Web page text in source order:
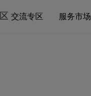
交流专区 服务市场